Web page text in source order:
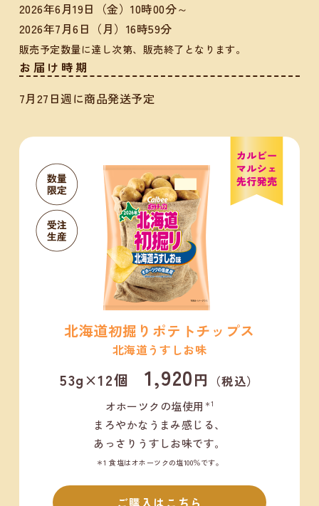
2026年6月19日（金）10時00分～
2026年7月6日（月）16時59分
販売予定数量に達し次第、販売終了となります。
お届け時期
7月27日週に商品発送予定
北海道初掘りポテトチップス
北海道うすしお味
53g×12個 1,920円 （税込）
オホーツクの塩使用 ＊1
まろやかなうまみ感じる、
あっさりうすしお味です。
＊1 食塩はオホーツクの塩100％です。
ご購入はこちら